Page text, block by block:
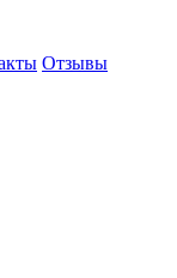
Отзывы